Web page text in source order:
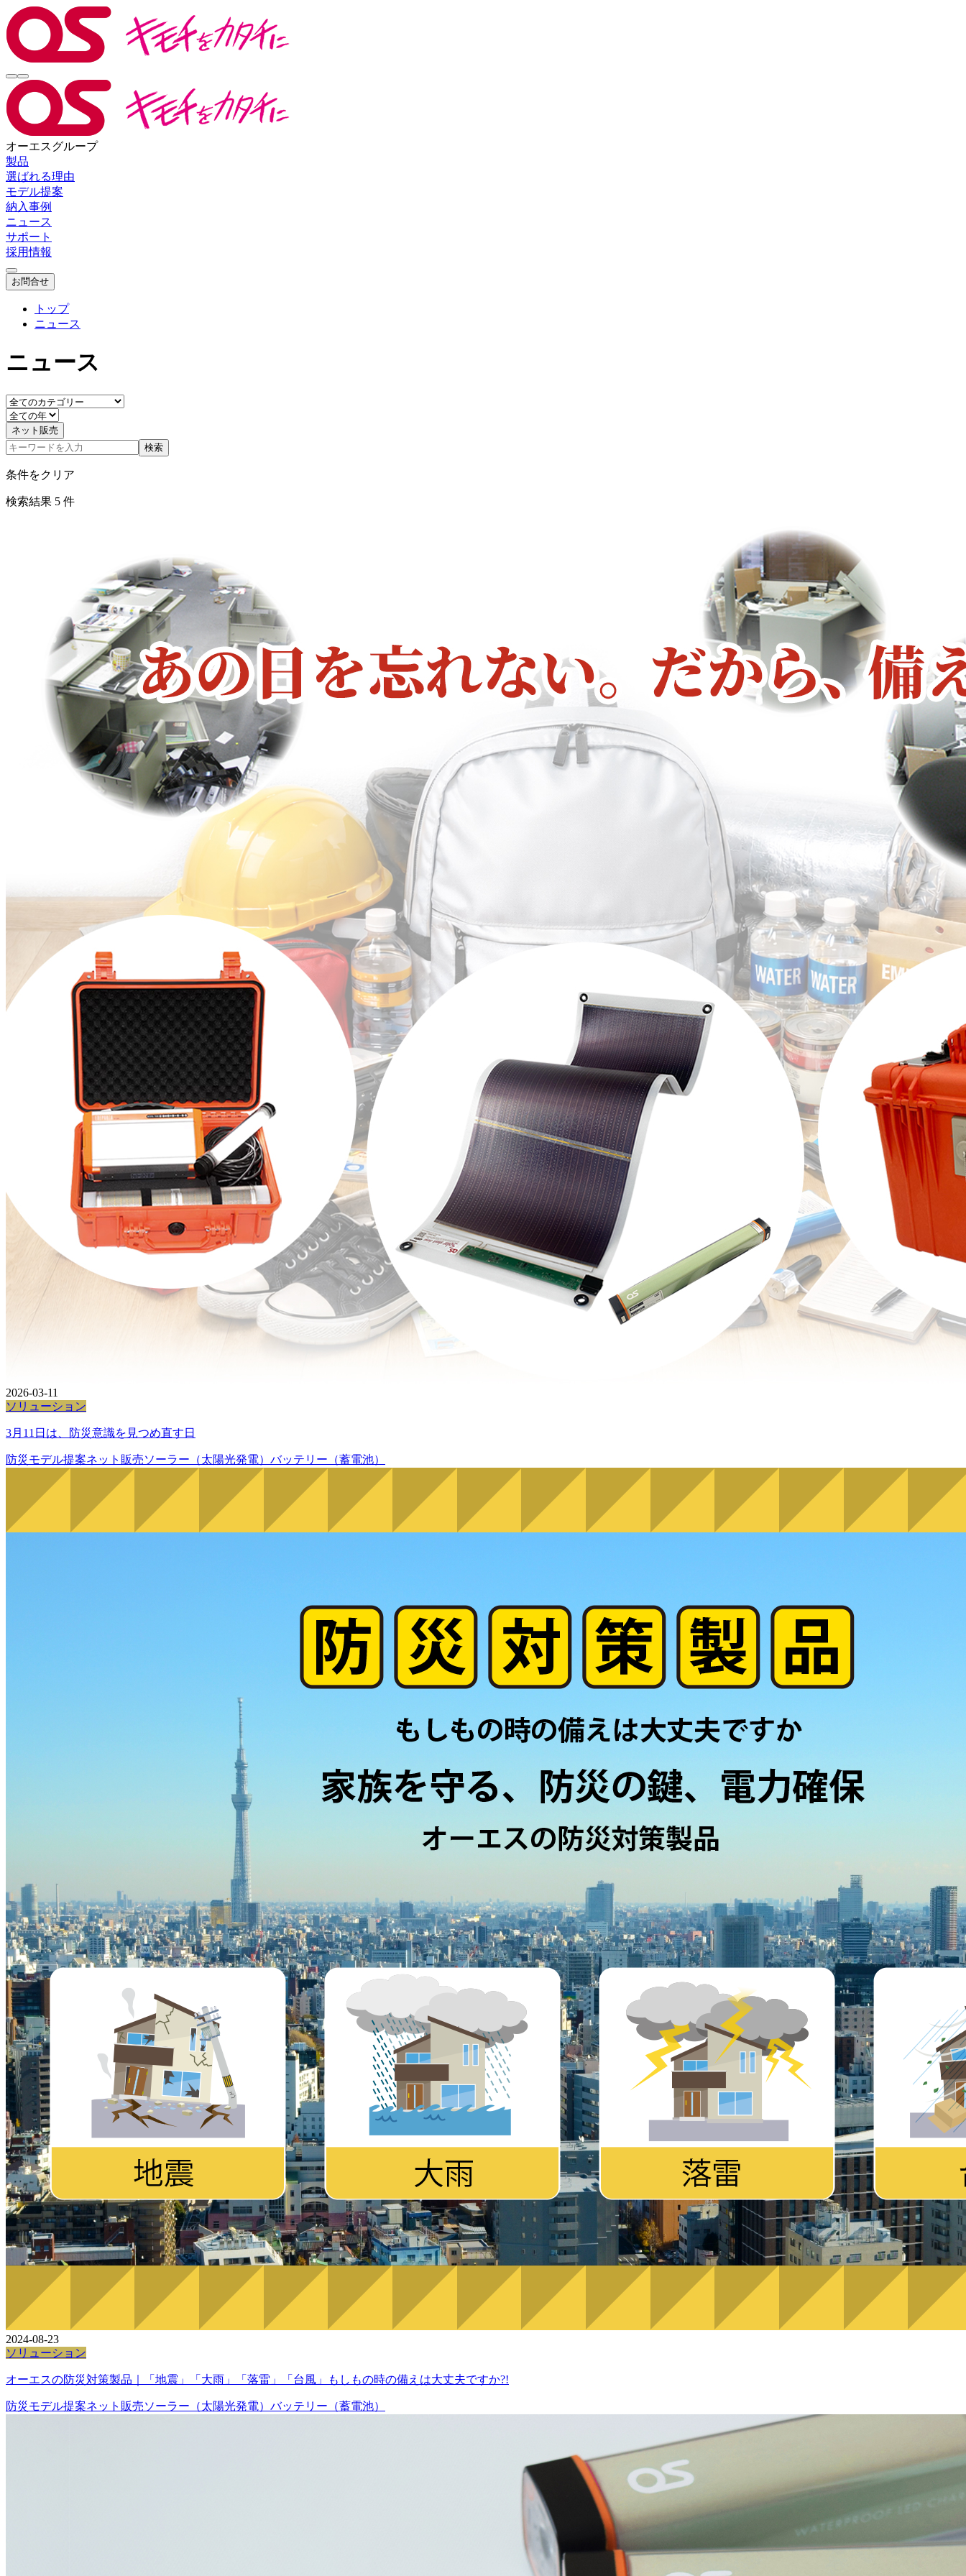
オーエスグループ
製品
選ばれる理由
モデル提案
納入事例
ニュース
サポート
採用情報
お問合せ
トップ
ニュース
ニュース
ネット販売
検索
条件をクリア
検索結果 5 件
2026-03-11
ソリューション
3月11日は、防災意識を見つめ直す日
防災モデル提案ネット販売ソーラー（太陽光発電） バッテリー（蓄電池）
2024-08-23
ソリューション
オーエスの防災対策製品｜「地震」「大雨」「落雷」「台風」もしもの時の備えは大丈夫ですか?!
防災モデル提案ネット販売ソーラー（太陽光発電） バッテリー（蓄電池）